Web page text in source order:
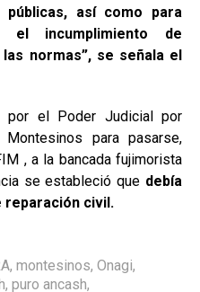
así como para
el incumplimiento de
normas”, se señala el
por el Poder Judicial por
para pasarse,
, a la bancada fujimorista
se estableció que debía
reparación civil.
, montesinos, Onagi,
, puro ancash,